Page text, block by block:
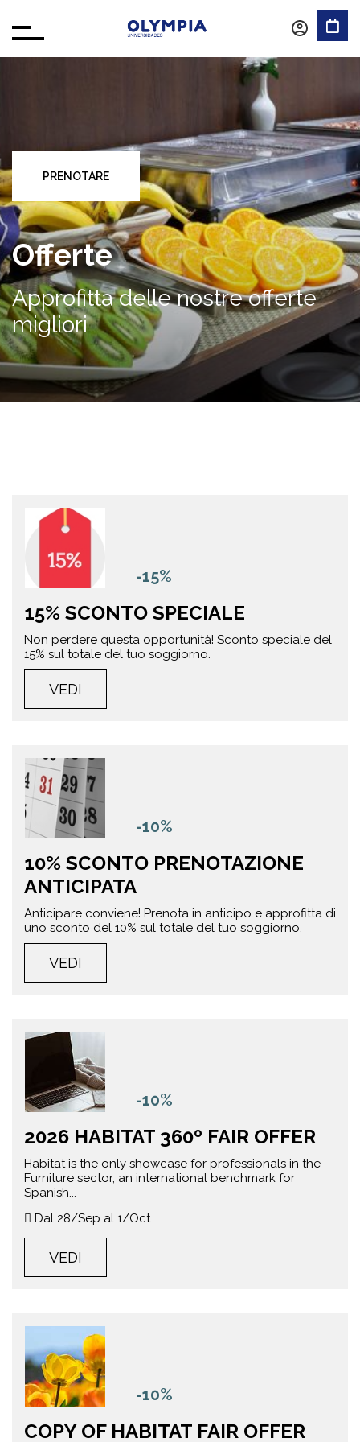
PRENOTARE
Offerte
Approfitta delle nostre offerte
migliori
-15%
15% SCONTO SPECIALE
Non perdere questa opportunità! Sconto speciale del
15% sul totale del tuo soggiorno.
VEDI
-10%
10% SCONTO PRENOTAZIONE
ANTICIPATA
Anticipare conviene! Prenota in anticipo e approfitta di
uno sconto del 10% sul totale del tuo soggiorno.
VEDI
-10%
2026 HABITAT 360º FAIR OFFER
Habitat is the only showcase for professionals in the
Furniture sector, an international benchmark for
Spanish...
Dal 28/Sep al 1/Oct
VEDI
-10%
COPY OF HABITAT FAIR OFFER